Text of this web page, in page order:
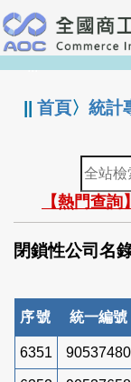
跳
到
主
要
:::
||首頁〉統計
全
站
檢
索
【熱門查
閉鎖性公司名
序號 統一編號
6351 90537480